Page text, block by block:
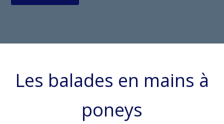
Les balades en mains à
poneys